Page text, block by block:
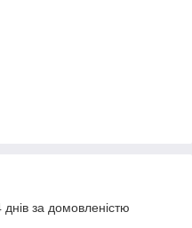
за домовленістю